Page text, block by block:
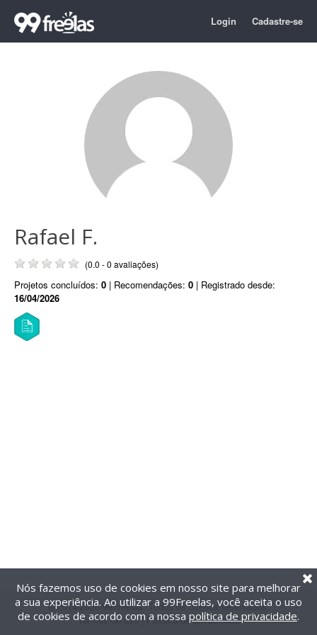
Login Cadastre-se
Rafael F.
(0.0 - 0 avaliações)
Projetos concluídos: 0 | Recomendações: 0 | Registrado desde:
16/04/2026
@2014-2026 99Freelas. Todos os direitos reservados.
Termos de uso| Política de privacidade
Nós fazemos uso de cookies em nosso site para melhorar
a sua experiência. Ao utilizar a 99Freelas, você aceita o uso
de cookies de acordo com a nossa política de privacidade.